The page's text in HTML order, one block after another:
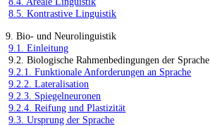
8.5. Kontrastive Linguistik
9. Bio- und Neurolinguistik
9.1. Einleitung
9.2. Biologische Rahmenbedingungen der Sprache
9.2.1. Funktionale Anforderungen an Sprache
9.2.2. Lateralisation
9.2.3. Spiegelneuronen
9.2.4. Reifung und Plastizität
9.3. Ursprung der Sprache